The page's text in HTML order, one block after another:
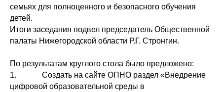
семьях для полноценного и безопасного обучения
детей.
Итоги заседания подвел председатель Общественной
палаты Нижегородской области Р.Г. Стронгин.
По результатам круглого стола было предложено:
1. Создать на сайте ОПНО раздел «Внедрение
цифровой образовательной среды в